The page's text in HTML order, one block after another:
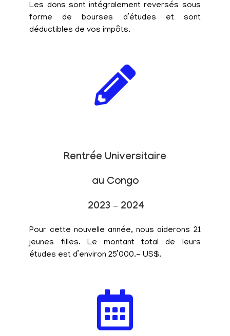
Les dons sont intégralement reversés sous
forme de bourses d’études et sont
déductibles de vos impôts.
Rentrée Universitaire
au Congo
2023 – 2024
Pour cette nouvelle année, nous aiderons 21
jeunes filles. Le montant total de leurs
études est d’environ 25’000.- US$.